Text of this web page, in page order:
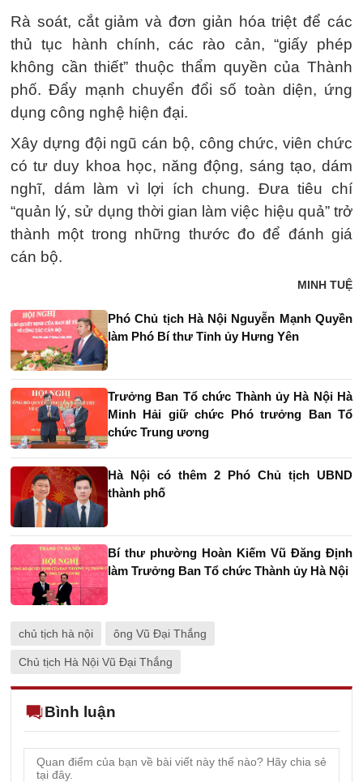
Rà soát, cắt giảm và đơn giản hóa triệt để các
thủ tục hành chính, các rào cản, “giấy phép
không cần thiết” thuộc thẩm quyền của Thành
phố. Đẩy mạnh chuyển đổi số toàn diện, ứng
dụng công nghệ hiện đại.
Xây dựng đội ngũ cán bộ, công chức, viên chức
có tư duy khoa học, năng động, sáng tạo, dám
nghĩ, dám làm vì lợi ích chung. Đưa tiêu chí
“quản lý, sử dụng thời gian làm việc hiệu quả” trở
thành một trong những thước đo để đánh giá
cán bộ.
MINH TUỆ
Phó Chủ tịch Hà Nội Nguyễn Mạnh Quyền
làm Phó Bí thư Tỉnh ủy Hưng Yên
Trưởng Ban Tổ chức Thành ủy Hà Nội Hà
Minh Hải giữ chức Phó trưởng Ban Tổ
chức Trung ương
Hà Nội có thêm 2 Phó Chủ tịch UBND
thành phố
Bí thư phường Hoàn Kiếm Vũ Đăng Định
làm Trưởng Ban Tổ chức Thành ủy Hà Nội
chủ tịch hà nội ông Vũ Đại Thắng
Chủ tịch Hà Nội Vũ Đại Thắng
Bình luận